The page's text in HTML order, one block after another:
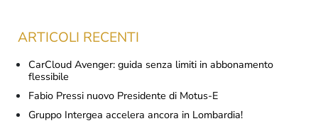
ARTICOLI RECENTI
CarCloud Avenger: guida senza limiti in abbonamento
flessibile
Fabio Pressi nuovo Presidente di Motus-E
Gruppo Intergea accelera ancora in Lombardia!